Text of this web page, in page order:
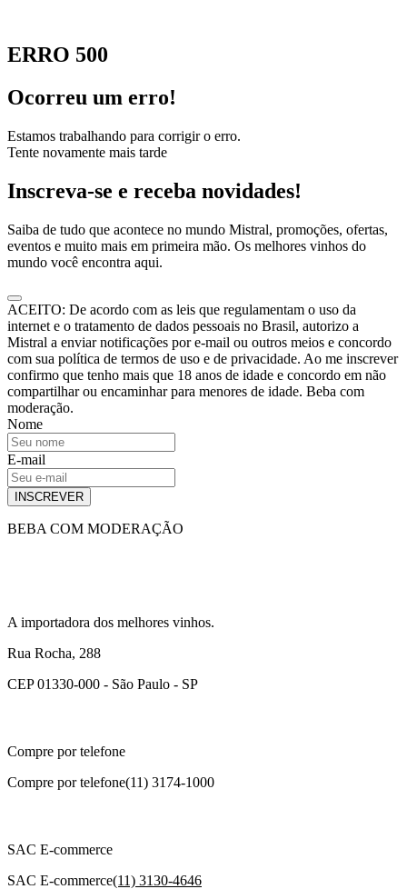
ERRO 500
Ocorreu um erro!
Estamos trabalhando para corrigir o erro.
Tente novamente mais tarde
Inscreva-se e receba novidades!
Saiba de tudo que acontece no mundo Mistral, promoções, ofertas,
eventos e muito mais em primeira mão. Os melhores vinhos do
mundo você encontra aqui.
ACEITO: De acordo com as leis que regulamentam o uso da
internet e o tratamento de dados pessoais no Brasil, autorizo a
Mistral a enviar notificações por e-mail ou outros meios e concordo
com sua política de termos de uso e de privacidade. Ao me inscrever
confirmo que tenho mais que 18 anos de idade e concordo em não
compartilhar ou encaminhar para menores de idade. Beba com
moderação.
Nome
E-mail
INSCREVER
BEBA COM MODERAÇÃO
A importadora dos melhores vinhos.
Rua Rocha, 288
CEP 01330-000 - São Paulo - SP
Compre por telefone
Compre por telefone(11) 3174-1000
SAC E-commerce
SAC E-commerce(11) 3130-4646